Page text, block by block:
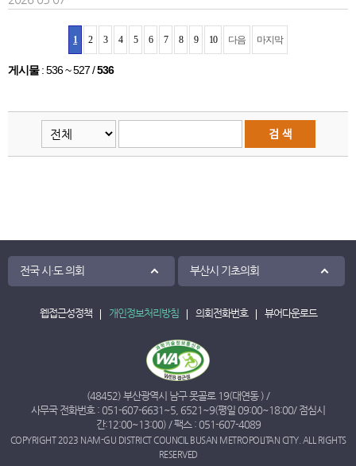
1 2 3 4 5 6 7 8 9 10 다음 마지막
게시물: 536 ~ 527 /536
전국 시·도 의회 부산시 기초의회
웹접근성정책 개인정보처리방침 의회전화번호 뷰어다운로드
(48452) 부산광역시 남구 못골로 19(대연동 ) /
사무국 전화번호 : 051-607-6631 ~5 6521 ~9(평일 09:00~18:00/ 점심시
간:12:00~13:00) / 팩스 : 051-607-4089
COPYRIGHT 2023 NAM-GU DISTRICT COUNCIL BUSAN METROPOLITAN CITY. ALL RIGHTS
RESERVED